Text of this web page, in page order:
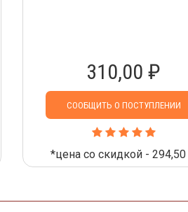
310,00 ₽
СООБЩИТЬ О ПОСТУПЛЕНИИ
*цена со скидкой -